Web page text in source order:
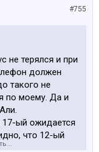
#755
не терялся и при
должен
такого не
по моему. Да и
ый ожидается
что 12-ый
они может и не